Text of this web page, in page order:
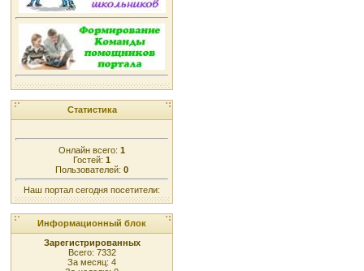
Статистика
Онлайн всего: 1
Гостей: 1
Пользователей: 0
Наш портал сегодня посетители:
Информационный блок
Зарегистрированных
Всего: 7332
За месяц: 4